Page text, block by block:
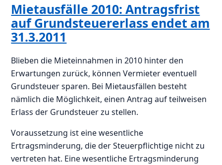
Mietausfälle 2010: Antragsfrist
auf Grundsteuererlass endet am
31.3.2011
Blieben die Mieteinnahmen in 2010 hinter den
Erwartungen zurück, können Vermieter eventuell
Grundsteuer sparen. Bei Mietausfällen besteht
nämlich die Möglichkeit, einen Antrag auf teilweisen
Erlass der Grundsteuer zu stellen.
Voraussetzung ist eine wesentliche
Ertragsminderung, die der Steuerpflichtige nicht zu
vertreten hat. Eine wesentliche Ertragsminderung